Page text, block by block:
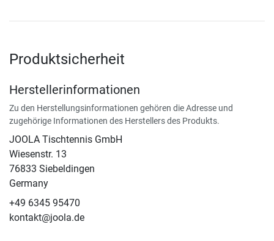
Produktsicherheit
Herstellerinformationen
Zu den Herstellungsinformationen gehören die Adresse und
zugehörige Informationen des Herstellers des Produkts.
JOOLA Tischtennis GmbH
Wiesenstr. 13
76833 Siebeldingen
Germany
+49 6345 95470
kontakt@joola.de